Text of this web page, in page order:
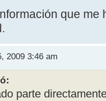
que me
2009 3:46 am
parte